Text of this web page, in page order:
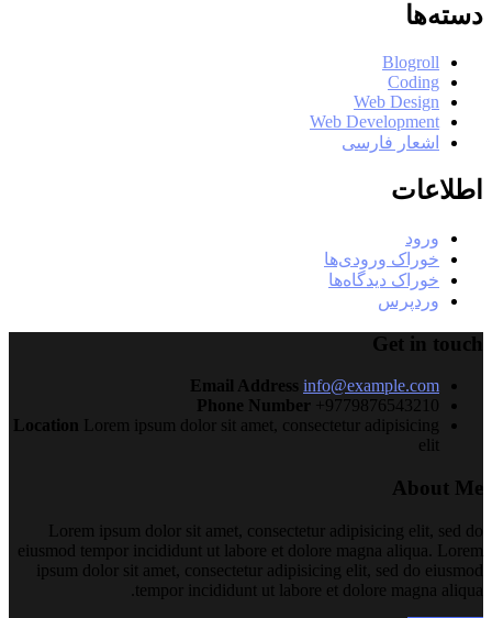
دسته‌ها
Blogroll
Coding
Web Design
Web Development
اشعار فارسی
اطلاعات
ورود
خوراک ورودی‌ها
خوراک دیدگاه‌ها
وردپرس
Get in touch
Email Address info@example.com
Phone Number +9779876543210
Location Lorem ipsum dolor sit amet, consectetur adipisicing
elit
About Me
Lorem ipsum dolor sit amet, consectetur adipisicing elit, sed do
eiusmod tempor incididunt ut labore et dolore magna aliqua. Lorem
ipsum dolor sit amet, consectetur adipisicing elit, sed do eiusmod
tempor incididunt ut labore et dolore magna aliqua.